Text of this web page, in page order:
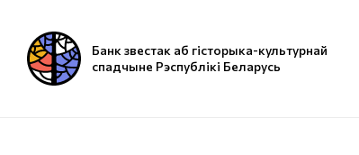
Банк звестак аб гісторыка-культурнай
спадчыне Рэспублікі Беларусь